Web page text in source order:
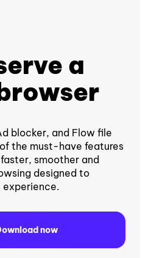
a
blocker, and Flow file
the must-have features
smoother and
designed to
experience.
now